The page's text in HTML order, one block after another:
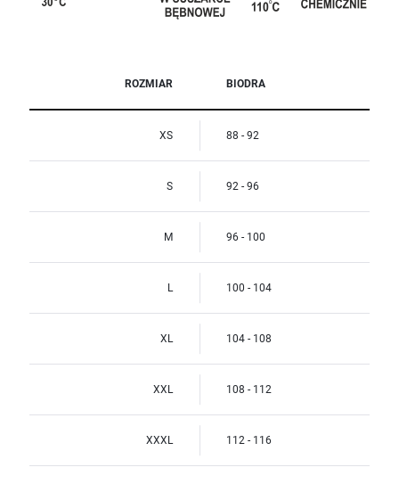
ROZMIAR BIODRA
XS 88 - 92
S 92 - 96
M 96 - 100
L 100 - 104
XL 104 - 108
XXL 108 - 112
XXXL 112 - 116